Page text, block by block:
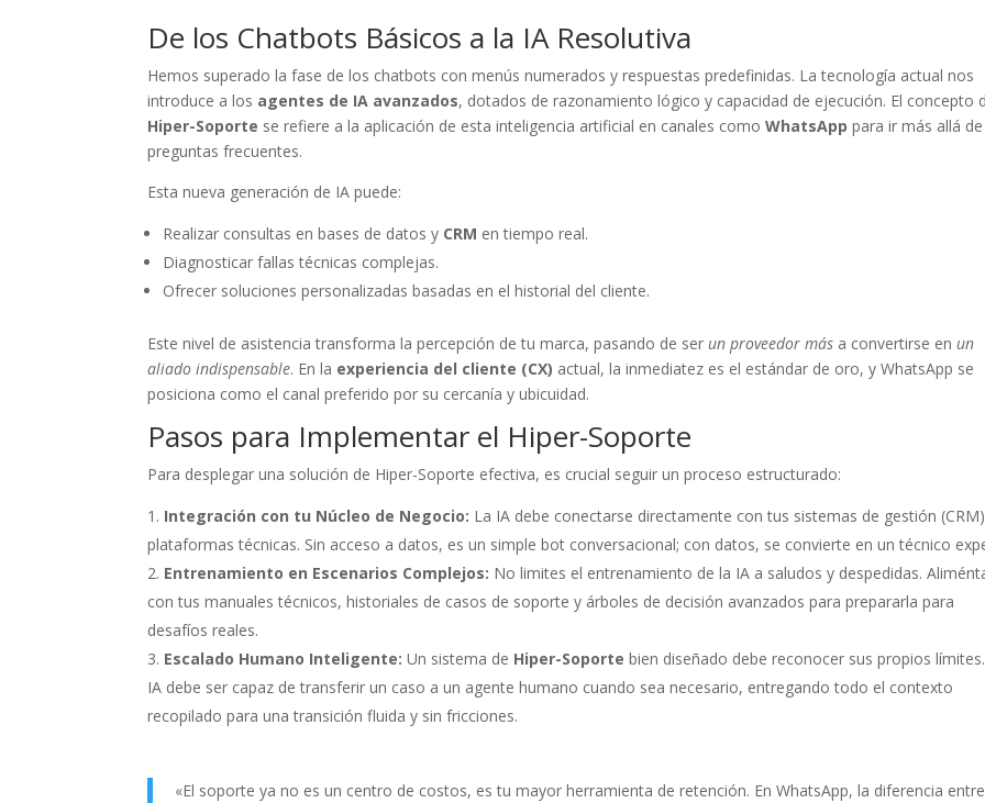
De los Chatbots Básicos a la IA Resolutiva
Hemos superado la fase de los chatbots con menús numerados y respuestas predefinidas. La tecnología actual nos
introduce a los agentes de IA avanzados, dotados de razonamiento lógico y capacidad de ejecución. El concepto
Hiper-Soporte se refiere a la aplicación de esta inteligencia artificial en canales comoWhatsApp para ir más allá
preguntas frecuentes.
Esta nueva generación de IA puede:
Realizar consultas en bases de datos y CRM en tiempo real.
Diagnosticar fallas técnicas complejas.
Ofrecer soluciones personalizadas basadas en el historial del cliente.
Este nivel de asistencia transforma la percepción de tu marca, pasando de serun proveedor más a convertirse enun
aliado indispensable. En la experiencia del cliente (CX) actual, la inmediatez es el estándar de oro, y WhatsApp se
posiciona como el canal preferido por su cercanía y ubicuidad.
Pasos para Implementar el Hiper-Soporte
Para desplegar una solución de Hiper-Soporte efectiva, es crucial seguir un proceso estructurado:
Integración con tu Núcleo de Negocio: La IA debe conectarse directamente con tus sistemas de gestión
plataformas técnicas. Sin acceso a datos, es un simple bot conversacional; con datos, se convierte en un técnico
Entrenamiento en Escenarios Complejos: No limites el entrenamiento de la IA a saludos y despedidas.
con tus manuales técnicos, historiales de casos de soporte y árboles de decisión avanzados para prepararla para
desafíos reales.
Escalado Humano Inteligente: Un sistema de Hiper-Soporte bien diseñado debe reconocer sus propios
IA debe ser capaz de transferir un caso a un agente humano cuando sea necesario, entregando todo el contexto
recopilado para una transición fluida y sin fricciones.
«El soporte ya no es un centro de costos, es tu mayor herramienta de retención. En WhatsApp, la diferencia